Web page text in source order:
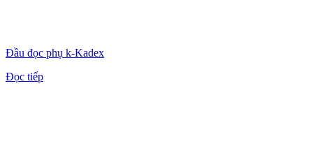
Đầu đọc phụ k-Kadex
Đọc tiếp